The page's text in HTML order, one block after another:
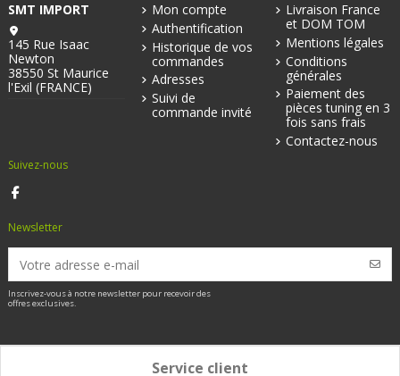
SMT IMPORT
145 Rue Isaac
Newton
38550 St Maurice
l'Exil (FRANCE)
Mon compte
Authentification
Historique de vos
commandes
Adresses
Suivi de
commande invité
Livraison France
et DOM TOM
Mentions légales
Conditions
générales
Paiement des
pièces tuning en 3
fois sans frais
Contactez-nous
Suivez-nous
Newsletter
Inscrivez-vous à notre newsletter pour recevoir des
offres exclusives.
Service client